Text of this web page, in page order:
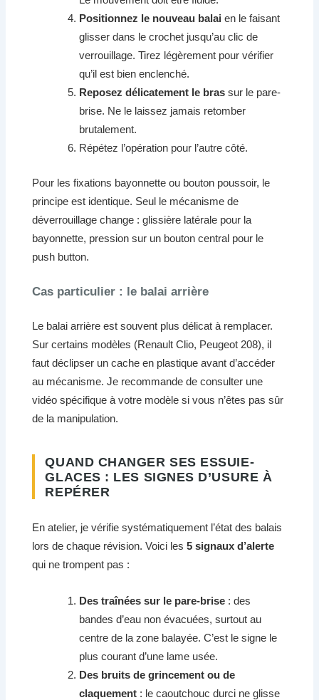
Positionnez le nouveau balai en le faisant
glisser dans le crochet jusqu’au clic de
verrouillage. Tirez légèrement pour vérifier
qu’il est bien enclenché.
Reposez délicatement le bras sur le pare-
brise. Ne le laissez jamais retomber
brutalement.
Répétez l’opération pour l’autre côté.
Pour les fixations bayonnette ou bouton poussoir, le
principe est identique. Seul le mécanisme de
déverrouillage change : glissière latérale pour la
bayonnette, pression sur un bouton central pour le
push button.
Cas particulier : le balai arrière
Le balai arrière est souvent plus délicat à remplacer.
Sur certains modèles (Renault Clio, Peugeot 208), il
faut déclipser un cache en plastique avant d’accéder
au mécanisme. Je recommande de consulter une
vidéo spécifique à votre modèle si vous n’êtes pas sûr
de la manipulation.
QUAND CHANGER SES ESSUIE-
GLACES : LES SIGNES D’USURE À
REPÉRER
En atelier, je vérifie systématiquement l’état des balais
lors de chaque révision. Voici les5 signaux d’alerte
qui ne trompent pas :
Des traînées sur le pare-brise : des
bandes d’eau non évacuées, surtout au
centre de la zone balayée. C’est le signe le
plus courant d’une lame usée.
Des bruits de grincement ou de
claquement : le caoutchouc durci ne glisse